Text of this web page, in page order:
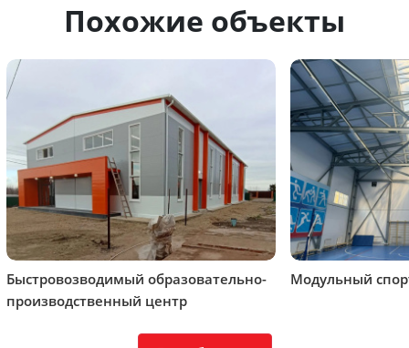
Похожие объекты
Быстровозводимый образовательно-
производственный центр
Модульный